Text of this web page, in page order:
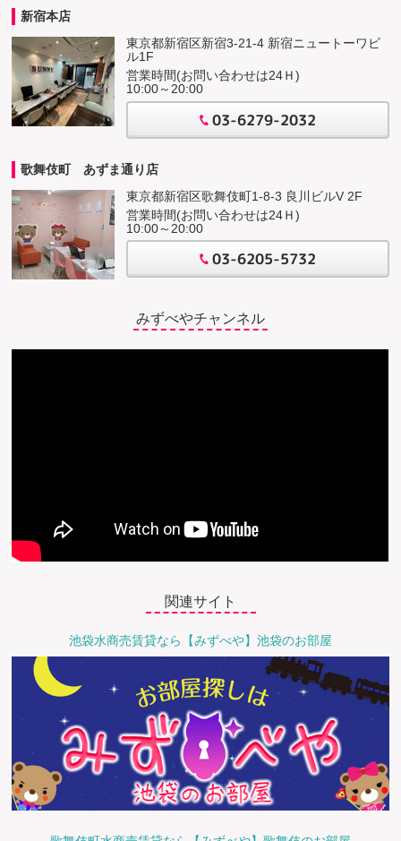
新宿本店
東京都新宿区新宿3-21-4 新宿ニュートーワビ
ル1F
営業時間(お問い合わせは24Ｈ)
10:00～20:00
03-6279-2032
歌舞伎町 あずま通り店
東京都新宿区歌舞伎町1-8-3 良川ビルV 2F
営業時間(お問い合わせは24Ｈ)
10:00～20:00
03-6205-5732
みずべやチャンネル
関連サイト
池袋水商売賃貸なら【みずべや】池袋のお部屋